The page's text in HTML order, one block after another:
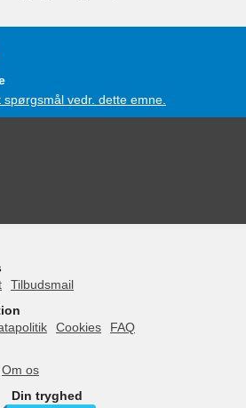
vedr. dette emne.
Tilbudsmail
Cookies
FAQ
Om os
Din tryghed